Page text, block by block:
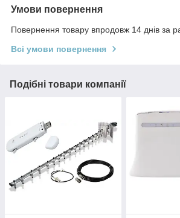
Умови повернення
Повернення товару впродовж 14 днів за
Всі умови повернення
Подібні товари компанії